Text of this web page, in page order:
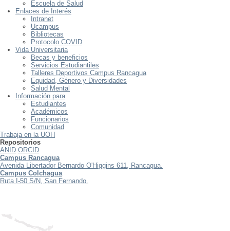
Escuela de Salud
Enlaces de Interés
Intranet
Ucampus
Bibliotecas
Protocolo COVID
Vida Universitaria
Becas y beneficios
Servicios Estudiantiles
Talleres Deportivos Campus Rancagua
Equidad, Género y Diversidades
Salud Mental
Información para
Estudiantes
Académicos
Funcionarios
Comunidad
Trabaja en la UOH
Repositorios
ANID ORCID
Campus Rancagua
Avenida Libertador Bernardo O'Higgins 611, Rancagua.
Campus Colchagua
Ruta I-50 S/N, San Fernando.